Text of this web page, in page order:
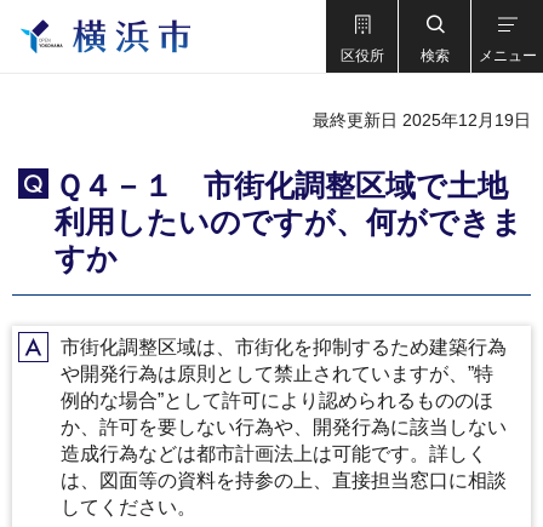
区役所 検索 メニュー
最終更新日 2025年12月19日
Q
Ｑ４－１ 市街化調整区域で土地
利用したいのですが、何ができま
すか
A市街化調整区域は、市街化を抑制するため建築行為
や開発行為は原則として禁止されていますが、”特
例的な場合”として許可により認められるもののほ
か、許可を要しない行為や、開発行為に該当しない
造成行為などは都市計画法上は可能です。詳しく
は、図面等の資料を持参の上、直接担当窓口に相談
してください。